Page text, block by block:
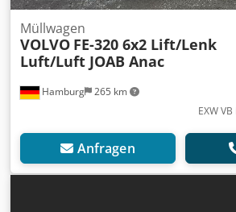
Hamburg 265 km
Müllwagen
VOLVO FE-320 6x2 Lift/Lenk
Luft/Luft JOAB Anac
EXW
Anfragen